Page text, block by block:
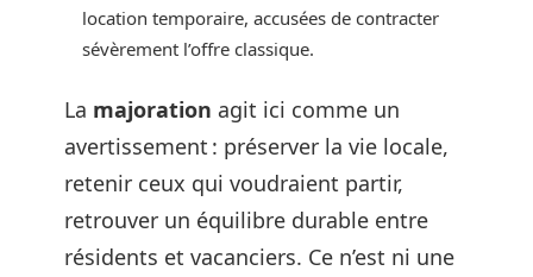
location temporaire, accusées de contracter
sévèrement l’offre classique.
La majoration agit ici comme un
avertissement : préserver la vie locale,
retenir ceux qui voudraient partir,
retrouver un équilibre durable entre
résidents et vacanciers. Ce n’est ni une